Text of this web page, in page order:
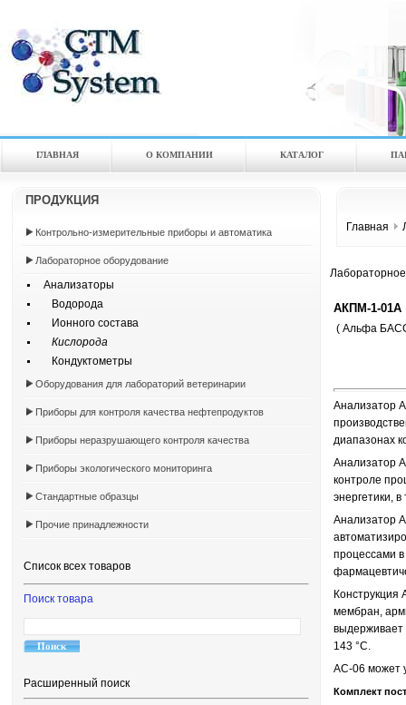
ГЛАВНАЯ О КОМПАНИИ КАТАЛOГ
ПРОДУКЦИЯ
Контрольно-измерительные приборы и автоматика
Лабораторное оборудование
Анализаторы
Водорода
Ионного состава
Кислорода
Кондуктометры
Оборудования для лабораторий ветеринарии
Приборы для контроля качества нефтепродуктов
Приборы неразрушающего контроля качества
Приборы экологического мониторинга
Стандартные образцы
Прочие принадлежности
Список всех товаров
Поиск товара
Расширенный поиск
Главная
АКПМ-1-01А
( Альфа
Анализатор
диапазонах
Анализатор
контроле
энергетики,
Анализатор
процессами
мембран,
выдерживает
143 °С.
АС-06 может
Комплект